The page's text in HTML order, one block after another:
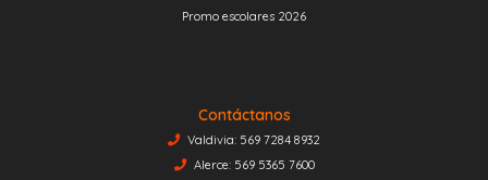
Promo escolares 2026
Contáctanos
Valdivia: 569 7284 8932
Alerce: 569 5365 7600